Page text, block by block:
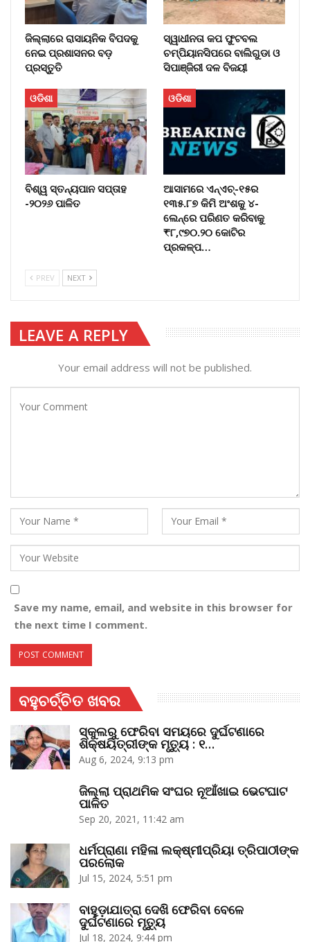
ଜିଲ୍ଲାରେ ରାସାୟନିକ ବିପଦକୁ
ନେଇ ପ୍ରଶାସନର ବଡ଼
ପ୍ରସ୍ତୁତି
ସ୍ୱାଧୀନତା କପ ଫୁଟବଲ
ଚମ୍ପିୟାନସିପରେ ବାଲିଗୁଡା ଓ
ସିପାଞ୍ଜିରୀ ଦଳ ବିଜୟୀ
ଓଡିଶା
ବିଶ୍ୱ ସ୍ତନ୍ୟପାନ ସପ୍ତାହ
-୨୦୨୬ ପାଳିତ
ଓଡିଶା
ଆସାମରେ ଏନ୍ଏଚ୍-୧୫ର
୧୩୫.୮୭ କିମି ଅଂଶକୁ ୪-
ଲେନ୍ରେ ପରିଣତ କରିବାକୁ
₹୮,୯୭୦.୨୦ କୋଟିର
ପ୍ରକଳ୍ପ…
PREV NEXT
LEAVE A REPLY
Your email address will not be published.
Save my name, email, and website in this browser for
the next time I comment.
ବହୁଚର୍ଚ୍ଚିତ ଖବର
ସ୍କୁଲରୁ ଫେରିବା ସମୟରେ ଦୁର୍ଘଟଣାରେ
ଶିକ୍ଷୟିତ୍ରୀଙ୍କ ମୃତ୍ୟୁ : ୧…
Aug 6, 2024, 9:13 pm
ଜିଲ୍ଲା ପ୍ରାଥମିକ ସଂଘର ନୂଆଁଖାଇ ଭେଟଘାଟ
ପାଳିତ
Sep 20, 2021, 11:42 am
ଧର୍ମପ୍ରାଣା ମହିଳା ଲକ୍ଷ୍ମୀପ୍ରିୟା ତ୍ରିପାଠୀଙ୍କ
ପରଲୋକ
Jul 15, 2024, 5:51 pm
ବାହୁଡ଼ାଯାତ୍ରା ଦେଖି ଫେରିବା ବେଳେ
ଦୁର୍ଘଟଣାରେ ମୃତ୍ୟୁ
Jul 18, 2024, 9:44 pm